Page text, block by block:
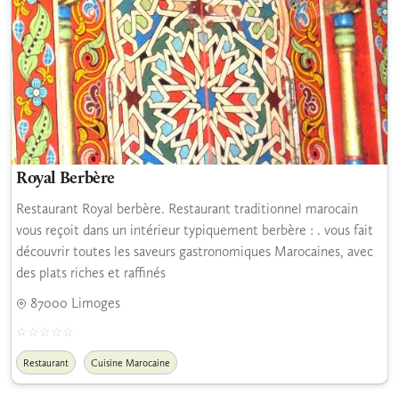
Royal Berbère
Restaurant Royal berbère. Restaurant traditionnel marocain
vous reçoit dans un intérieur typiquement berbère : . vous fait
découvrir toutes les saveurs gastronomiques Marocaines, avec
des plats riches et raffinés
87000 Limoges
Restaurant Cuisine Marocaine